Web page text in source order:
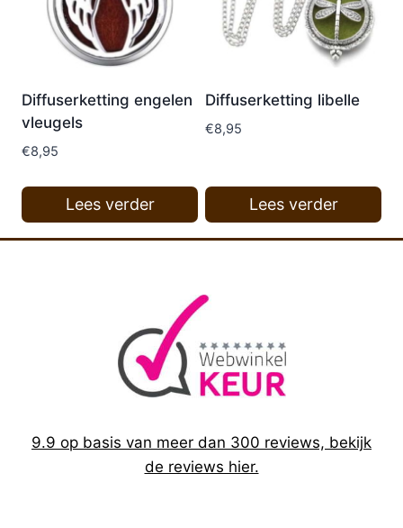
Diffuserketting engelen
vleugels
€8,95
Lees verder
Diffuserketting libelle
€8,95
Lees verder
9.9 op basis van meer dan 300 reviews, bekijk
de reviews hier.